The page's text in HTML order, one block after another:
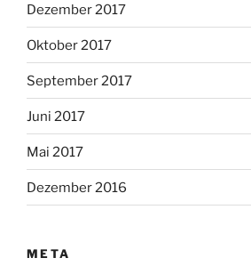
Dezember 2017
Oktober 2017
September 2017
Juni 2017
Mai 2017
Dezember 2016
META